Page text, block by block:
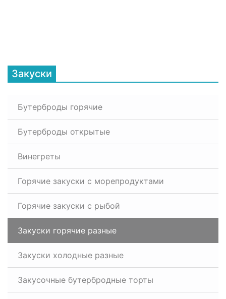
Закуски
Бутерброды горячие
Бутерброды открытые
Винегреты
Горячие закуски с морепродуктами
Горячие закуски с рыбой
Закуски горячие разные
Закуски холодные разные
Закусочные бутербродные торты